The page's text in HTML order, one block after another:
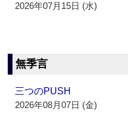
2026年07月15日 (水)
無季言
三つのPUSH
2026年08月07日 (金)